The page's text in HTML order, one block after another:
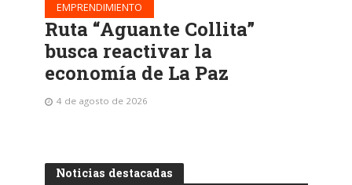
EMPRENDIMIENTO
Ruta “Aguante Collita”
busca reactivar la
economía de La Paz
4 de agosto de 2026
Noticias destacadas